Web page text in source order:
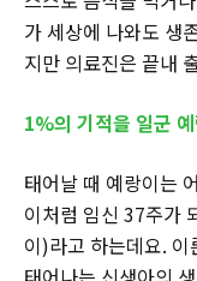
가 세상에 나와도 생
지만 의료진은 끝내
1%의 기적을 일군
태어날 때 예랑이는
이처럼 임신 37주가
이)라고 하는데요.